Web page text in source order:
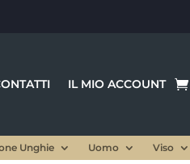
IL MIO ACCOUNT
Unghie Uomo Viso